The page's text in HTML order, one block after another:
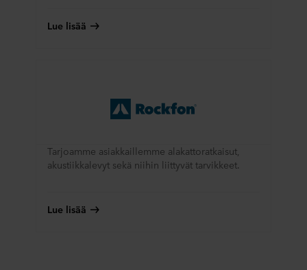
Lue lisää
Tarjoamme asiakkaillemme alakattoratkaisut,
akustiikkalevyt sekä niihin liittyvät tarvikkeet.
Lue lisää